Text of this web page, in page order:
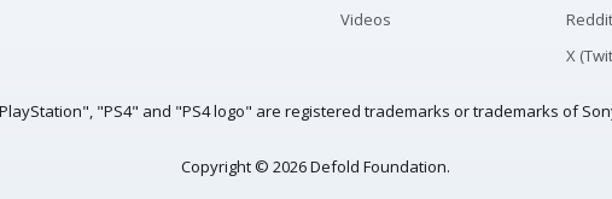
Videos
X
"PS4" and "PS4 logo" are registered trademarks or trademarks of
Copyright © 2026 Defold Foundation.